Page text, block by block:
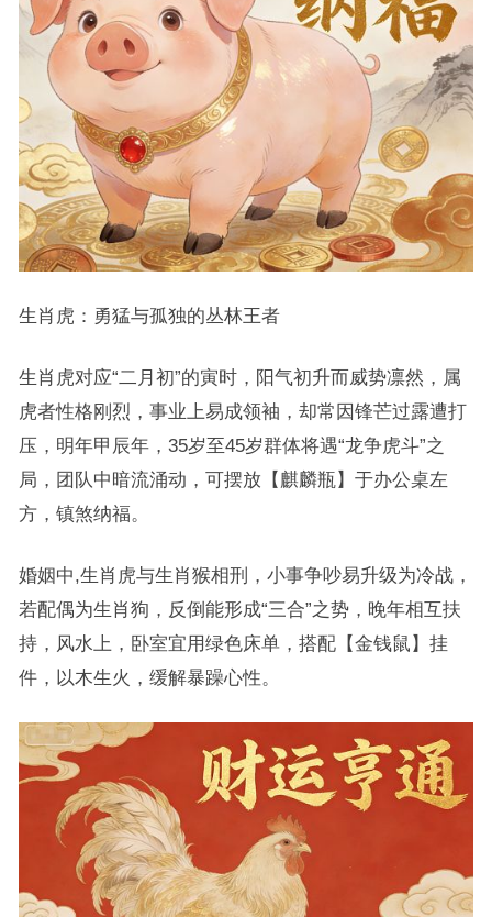
生肖虎：勇猛与孤独的丛林王者
生肖虎对应“二月初”的寅时，阳气初升而威势凛然，属
虎者性格刚烈，事业上易成领袖，却常因锋芒过露遭打
压，明年甲辰年，35岁至45岁群体将遇“龙争虎斗”之
局，团队中暗流涌动，可摆放【麒麟瓶】于办公桌左
方，镇煞纳福。
婚姻中,生肖虎与生肖猴相刑，小事争吵易升级为冷战，
若配偶为生肖狗，反倒能形成“三合”之势，晚年相互扶
持，风水上，卧室宜用绿色床单，搭配【金钱鼠】挂
件，以木生火，缓解暴躁心性。